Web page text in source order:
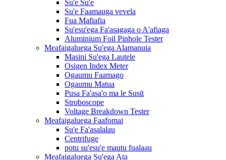
Su'e Su'e
Su'e Faamauga vevela
Fua Mafiafia
Su'esu'ega Fa'asagaga o A'afiaga
Aluminium Foil Pinhole Tester
Meafaigaluega Su'ega Alamanuia
Masini Su'ega Lautele
Osigen Index Meter
Ogaumu Faamago
Ogaumu Matua
Pusa Fa'asa'o ma le Susū
Stroboscope
Voltage Breakdown Tester
Meafaigaluega Faafomai
Su'e Fa'asalalau
Centrifuge
potu su'esu'e mautu fualaau
Meafaigaluega Su'ega Ata